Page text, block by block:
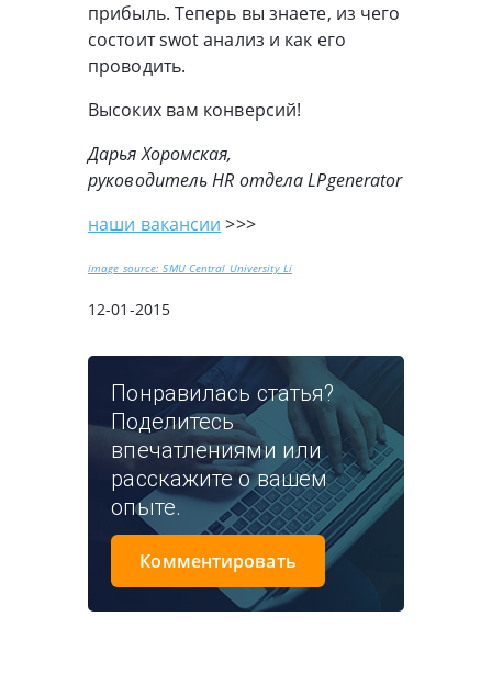
прибыль. Теперь вы знаете, из чего
состоит swot анализ и как его
проводить.
Высоких вам конверсий!
Дарья Хоромская,
руководитель HR отдела LPgenerator
наши вакансии >>>
image source: SMU Central University Li
12-01-2015
Понравилась статья?
Поделитесь
впечатлениями или
расскажите о вашем
опыте.
Комментировать